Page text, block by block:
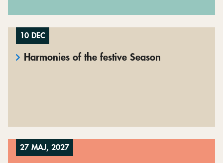
10 DEC
Harmonies of the festive Season
27 MAJ, 2027